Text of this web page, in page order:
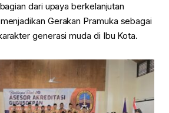
dari upaya berkelanjutan
Gerakan Pramuka sebagai
generasi muda di Ibu Kota.